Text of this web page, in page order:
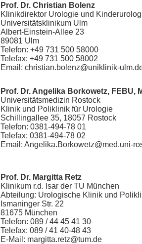
Prof. Dr. Christian Bolenz
Klinikdirektor Urologie und
Universitätsklinikum Ulm
Albert-Einstein-Allee 23
89081 Ulm
Telefon: +49 731 500 58000
Telefax: +49 731 500 58002
Email: christian.bolenz@uniklinik-
Prof. Dr. Angelika Borkowetz, FEBU,
Universitätsmedizin Rostock
Klinik und Poliklinik für Urologie
Schillingallee 35, 18057 Rostock
Telefon: 0381-494-78 01
Telefax: 0381-494-78 02
Email: Angelika.Borkowetz@med.uni-
Prof. Dr. Margitta Retz
Klinikum r.d. Isar der TU München
Abteilung: Urologische Klinik und
Ismaninger Str. 22
81675 München
Telefon: 089 / 44 45 41 30
Telefax: 089 / 41 40-48 43
E-Mail: margitta.retz@tum.de